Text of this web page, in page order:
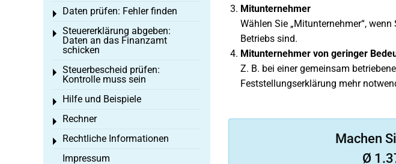
Mitunternehmer
Wählen Sie „Mitunternehmer“,
Betriebs sind.
Mitunternehmer von geringer
Z. B. bei einer gemeinsam
Feststellungserklärung mehr
Machen
Ø
Daten prüfen: Fehler finden
Toggle menu
Steuererklärung abgeben:
Daten an das Finanzamt
schicken
Toggle menu
Steuerbescheid prüfen:
Kontrolle muss sein
Toggle menu
Hilfe und Beispiele
Toggle menu
Rechner
Toggle menu
Rechtliche Informationen
Toggle menu
Impressum